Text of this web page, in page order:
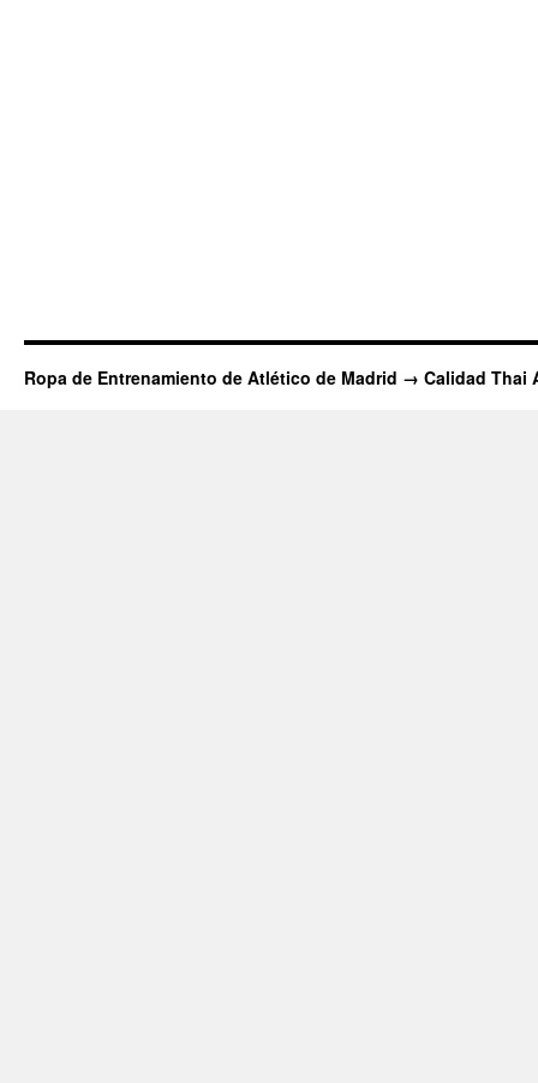
Ropa de Entrenamiento de Atlético de Madrid → Calidad Thai